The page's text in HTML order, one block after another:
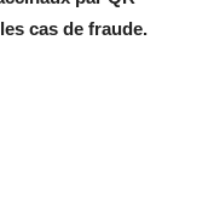
cas de fraude.